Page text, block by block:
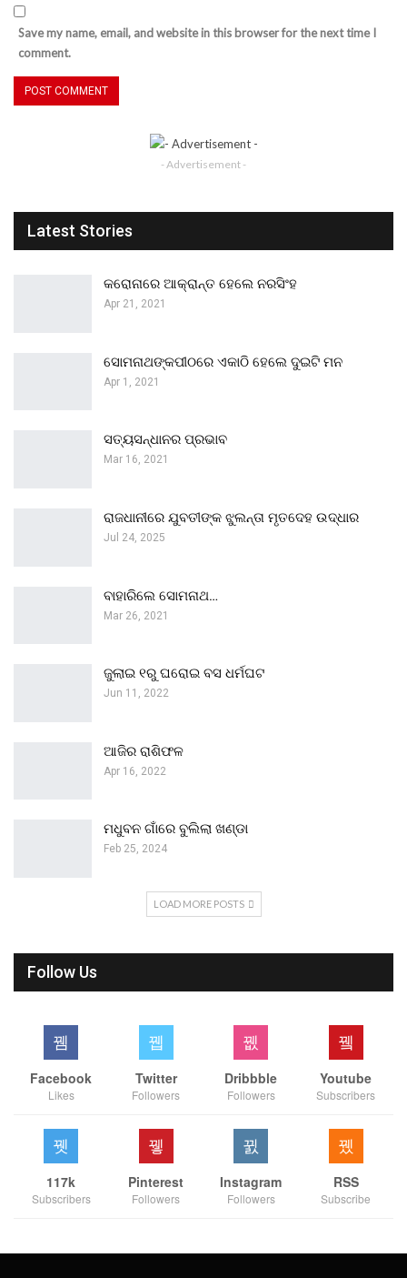
Save my name, email, and website in this browser for the next time I
comment.
- Advertisement -
Latest Stories
କରୋନାରେ ଆକ୍ରାନ୍ତ ହେଲେ ନରସିଂହ
Apr 21, 2021
ସୋମନାଥଙ୍କପୀଠରେ ଏକାଠି ହେଲେ ଦୁଇଟି ମନ
Apr 1, 2021
ସତ୍ୟସନ୍ଧାନର ପ୍ରଭାବ
Mar 16, 2021
ରାଜଧାନୀରେ ଯୁବତୀଙ୍କ ଝୁଲନ୍ତା ମୃତଦେହ ଉଦ୍ଧାର
Jul 24, 2025
ବାହାରିଲେ ସୋମନାଥ…
Mar 26, 2021
ଜୁଲାଇ ୧ରୁ ଘରୋଇ ବସ ଧର୍ମଘଟ
Jun 11, 2022
ଆଜିର ରାଶିଫଳ
Apr 16, 2022
ମଧୁବନ ଗାଁରେ ବୁଲିଲା ଖଣ୍ଡା
Feb 25, 2024
LOAD MORE POSTS
Follow Us
Facebook
Likes
Twitter
Followers
Dribbble
Followers
Youtube
Subscribers
117k
Subscribers
Pinterest
Followers
Instagram
Followers
RSS
Subscribe